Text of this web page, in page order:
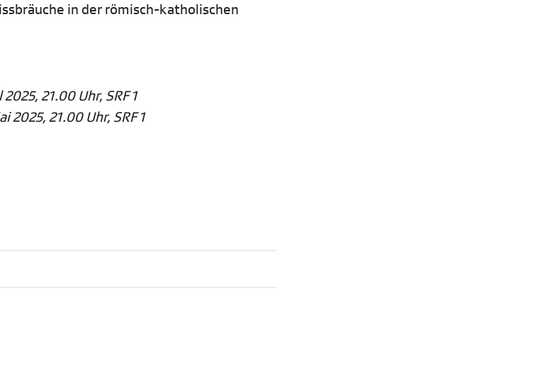
in der römisch-katholischen
21.00 Uhr, SRF 1
2025, 21.00 Uhr, SRF 1